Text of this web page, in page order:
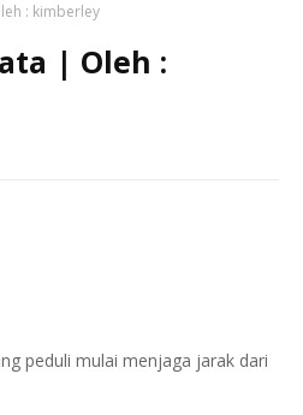
: kimberley
| Oleh :
peduli mulai menjaga jarak dari